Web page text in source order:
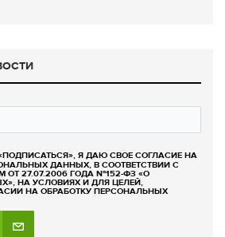
Я ДАЮ СВОЕ СОГЛАСИЕ НА
ДАННЫХ, В СООТВЕТСТВИИ С
27.07.2006 ГОДА №152-ФЗ «О
НА УСЛОВИЯХ И ДЛЯ ЦЕЛЕЙ,
НА ОБРАБОТКУ ПЕРСОНАЛЬНЫХ